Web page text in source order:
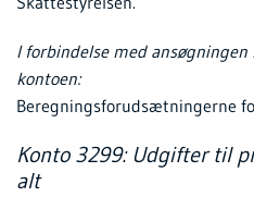
I forbindelse med
kontoen:
Beregningsforudsætningerne
Konto 3299: Udgifter til
alt